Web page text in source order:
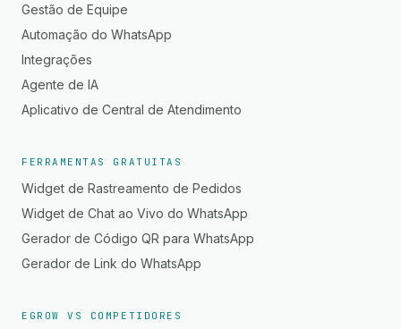
Gestão de Equipe
Automação do WhatsApp
Integrações
Agente de IA
Aplicativo de Central de Atendimento
FERRAMENTAS GRATUITAS
Widget de Rastreamento de Pedidos
Widget de Chat ao Vivo do WhatsApp
Gerador de Código QR para WhatsApp
Gerador de Link do WhatsApp
EGROW VS COMPETIDORES